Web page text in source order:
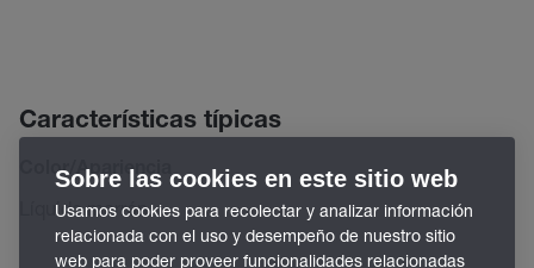
Características típicas
Color/Apariencia
Líquido marrón
Sobre las cookies en este sitio web
Usamos cookies para recolectar y analizar información
relacionada con el uso y desempeño de nuestro sitio
web para poder proveer funcionalidades relacionadas